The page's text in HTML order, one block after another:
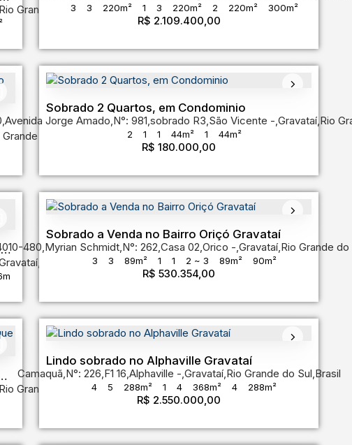
Rio Grande do Sul ,Brasil
R$ 2.109.400,00
3 3 220m² 1 3 220m² 2 220m²
300m²
25m
12m
do Sul
Sobrado 2 Quartos, em Condominio
R$ 180.000,00
,Avenida Jorge Amado,N°: 981,sobrado R3,São Vicente ,Gravataí,Rio
2 1 1 44m² 1 44m²
, Rio Grande do Sul,Brasil
Sobrado a Venda no Bairro Oriçó Gravataí
R$ 530.354,00
480,Myrian Schmidt,N°: 262,Casa 02,Orico ,Gravataí,Rio Grande do
3 3 89m² 1 1 2 ~ 3 89m² 90m²
Rio Grande do Sul Brasil
Lindo sobrado no Alphaville Gravataí
R$ 2.550.000,00
Camaquã,N°: 226,F1 16,Alphaville ,Gravataí,Rio Grande do Sul,Brasil
4 5 288m² 1 4 368m² 4 288m²